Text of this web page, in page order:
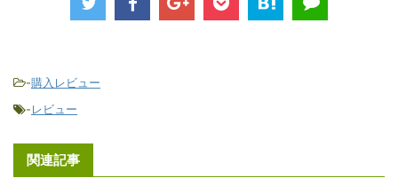
-購入レビュー
-レビュー
関連記事